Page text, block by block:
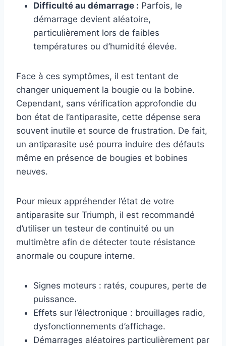
Difficulté au démarrage : Parfois, le
démarrage devient aléatoire,
particulièrement lors de faibles
températures ou d’humidité élevée.
Face à ces symptômes, il est tentant de
changer uniquement la bougie ou la bobine.
Cependant, sans vérification approfondie du
bon état de l’antiparasite, cette dépense sera
souvent inutile et source de frustration. De fait,
un antiparasite usé pourra induire des défauts
même en présence de bougies et bobines
neuves.
Pour mieux appréhender l’état de votre
antiparasite sur Triumph, il est recommandé
d’utiliser un testeur de continuité ou un
multimètre afin de détecter toute résistance
anormale ou coupure interne.
Signes moteurs : ratés, coupures, perte de
puissance.
Effets sur l’électronique : brouillages radio,
dysfonctionnements d’affichage.
Démarrages aléatoires particulièrement par